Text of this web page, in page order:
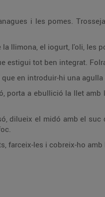
i les pomes.
llimona, el iogurt, l'oli, les
estigui tot ben integrat.
que en introduir-hi una
porta a ebullició la llet amb
dilueix el midó amb el
farceix-les i cobreix-ho